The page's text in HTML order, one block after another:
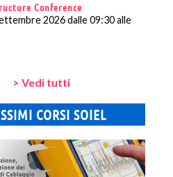
Conference
2026 dalle 09:30 alle
> Vedi tutti
CORSI SOIEL